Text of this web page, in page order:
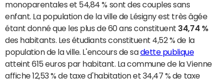
monoparentales et 54,84 % sont des couples sans
enfant. La population de la ville de Lésigny est très âgée
étant donné que les plus de 60 ans constituent 34,74 %
des habitants. Les étudiants constituent 4,52 % de la
population de la ville. L'encours de sadette publique
atteint 615 euros par habitant. La commune de la Vienne
affiche 12,53 % de taxe d'habitation et 34,47 % de taxe